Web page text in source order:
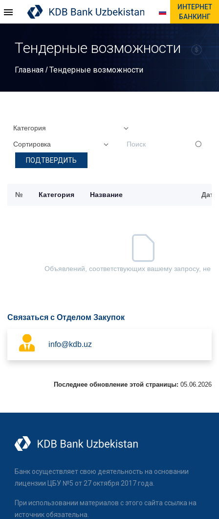
ИНТЕРНЕТ
БАНКИНГ
Тендерные возможности
Главная /Тендерные возможности
ПОДТВЕРДИТЬ
№ Категория Название Дата
Объявлений, соответствующих вашему запросу, не
Связаться с Отделом Закупок
info@kdb.uz
Последнее обновление этой страницы: 05.06.2026
Банк осуществляет свою деятельность на основании
лицензии ЦБУ №5 от 27 октября 2017 года.
При использовании материалов с этого сайта ссылка на
источник обязательна.